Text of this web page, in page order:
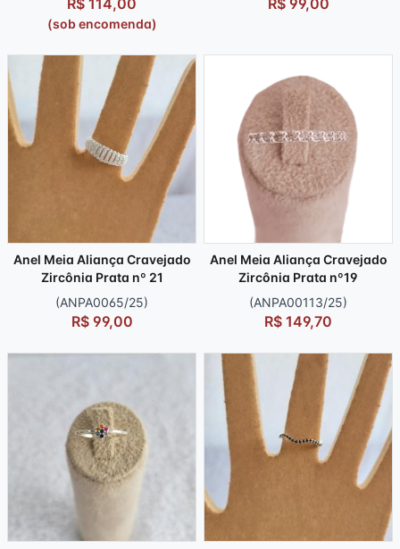
R$ 114,00
(sob encomenda)
R$ 99,00
Anel Meia Aliança Cravejado
Zircônia Prata nº 21
(ANPA0065/25)
R$ 99,00
Anel Meia Aliança Cravejado
Zircônia Prata nº19
(ANPA00113/25)
R$ 149,70